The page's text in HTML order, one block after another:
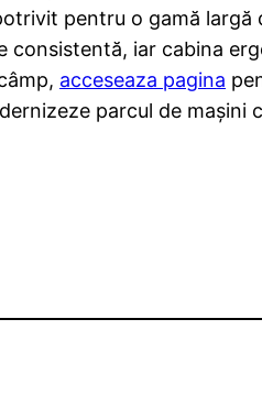
pentru o gamă largă
iar cabina
acceseaza pagina
parcul de mașini